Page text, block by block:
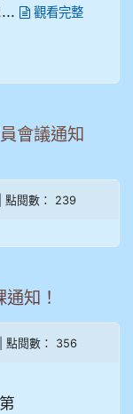
觀看完整
會議通知
點閱數： 239
知！
點閱數： 356